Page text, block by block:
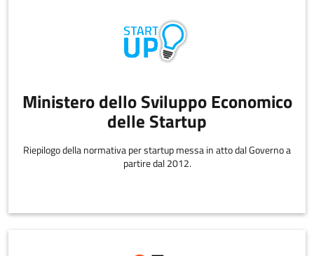
Ministero dello Sviluppo Economico
delle Startup
Riepilogo della normativa per startup messa in atto dal Governo a
partire dal 2012.